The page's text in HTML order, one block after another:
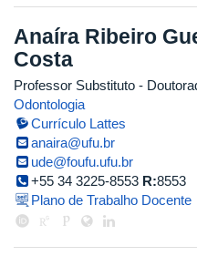
Anaíra Ribeiro
Costa
Professor Substituto -
Odontologia
Currículo Lattes
anaira@ufu.br
ude@foufu.ufu.br
+55 34 3225-8553 R:8553
Plano de Trabalho Docente